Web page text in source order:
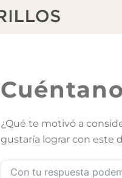
¿Qué te motivó a
gustaría lograr con este